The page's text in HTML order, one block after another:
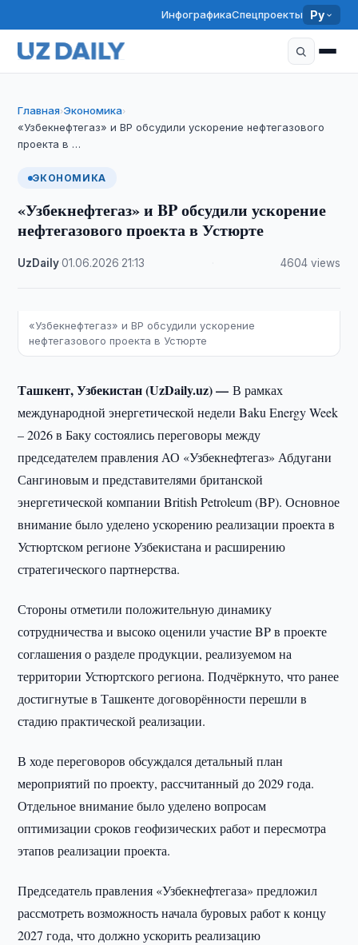
ИнфографикаСпецпроекты Ру
Главная›Экономика›
«Узбекнефтегаз» и BP обсудили ускорение нефтегазового
проекта в …
ЭКОНОМИКА
«Узбекнефтегаз» и BP обсудили ускорение
нефтегазового проекта в Устюрте
UzDaily·01.06.2026 21:13 4604 views
«Узбекнефтегаз» и BP обсудили ускорение
нефтегазового проекта в Устюрте
Ташкент, Узбекистан (UzDaily.uz) —В рамках
международной энергетической недели Baku Energy Week
– 2026 в Баку состоялись переговоры между
председателем правления АО «Узбекнефтегаз» Абдугани
Сангиновым и представителями британской
энергетической компании British Petroleum (BP). Основное
внимание было уделено ускорению реализации проекта в
Устюртском регионе Узбекистана и расширению
стратегического партнерства.
Стороны отметили положительную динамику
сотрудничества и высоко оценили участие BP в проекте
соглашения о разделе продукции, реализуемом на
территории Устюртского региона. Подчёркнуто, что ранее
достигнутые в Ташкенте договорённости перешли в
стадию практической реализации.
В ходе переговоров обсуждался детальный план
мероприятий по проекту, рассчитанный до 2029 года.
Отдельное внимание было уделено вопросам
оптимизации сроков геофизических работ и пересмотра
этапов реализации проекта.
Председатель правления «Узбекнефтегаза» предложил
рассмотреть возможность начала буровых работ к концу
2027 года, что должно ускорить реализацию